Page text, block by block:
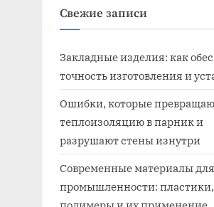
Свежие записи
Закладные изделия: как
точность изготовления и
Ошибки, которые
теплоизоляцию в парник и
разрушают стены изнутри
Современные материалы для
промышленности: пластики,